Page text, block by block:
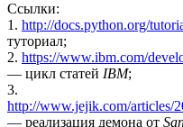
Ссылки:
1. http://docs.python.org/
туториал;
2. https://www.ibm.com/
— цикл статей IBM;
3.
http://www.jejik.com/articles/
— реализация демона от